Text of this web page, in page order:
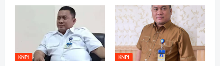
KNPI KNPI